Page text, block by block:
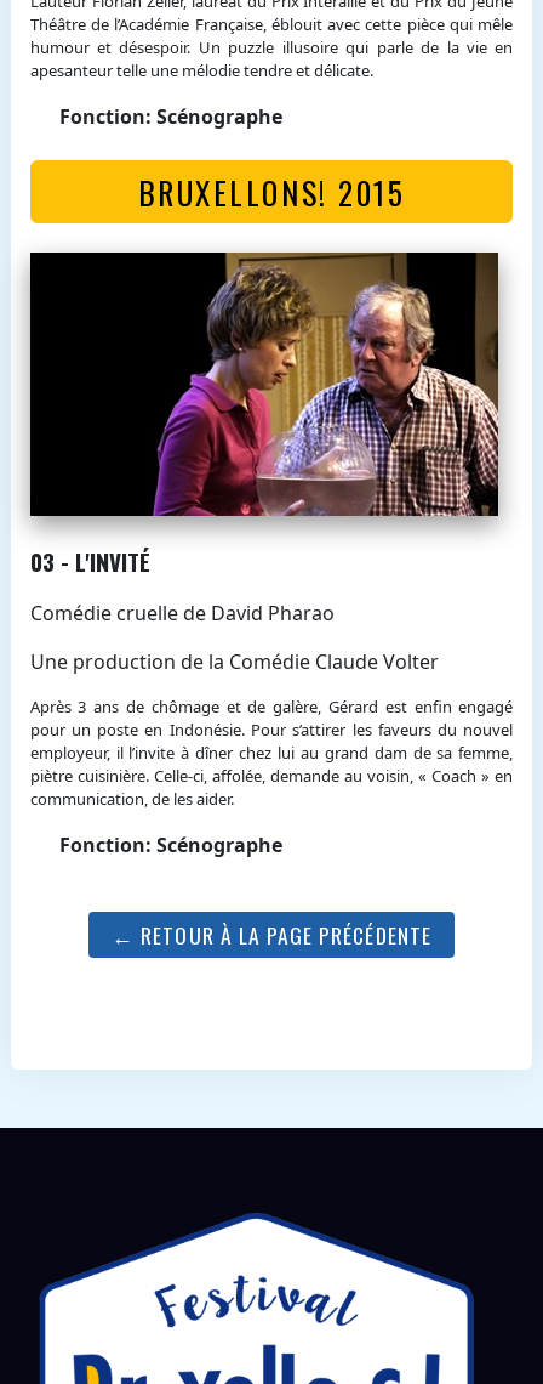
Théâtre de l’Académie Française, éblouit avec cette pièce qui mêle
humour et désespoir. Un puzzle illusoire qui parle de la vie en
apesanteur telle une mélodie tendre et délicate.
Fonction: Scénographe
BRUXELLONS! 2015
03 - L'INVITÉ
Comédie cruelle de David Pharao
Une production de la Comédie Claude Volter
Après 3 ans de chômage et de galère, Gérard est enfin engagé
pour un poste en Indonésie. Pour s’attirer les faveurs du nouvel
employeur, il l’invite à dîner chez lui au grand dam de sa femme,
piètre cuisinière. Celle-ci, affolée, demande au voisin, « Coach » en
communication, de les aider.
Fonction: Scénographe
← RETOUR À LA PAGE PRÉCÉDENTE